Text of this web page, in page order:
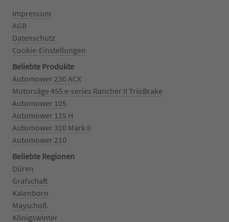
Impressum
AGB
Datenschutz
Cookie-Einstellungen
Beliebte Produkte
Automower 230 ACX
Motorsäge 455 e-series Rancher II TrioBrake
Automower 105
Automower 115 H
Automower 310 Mark II
Automower 210
Beliebte Regionen
Düren
Grafschaft
Kalenborn
Mayschoß
Königswinter